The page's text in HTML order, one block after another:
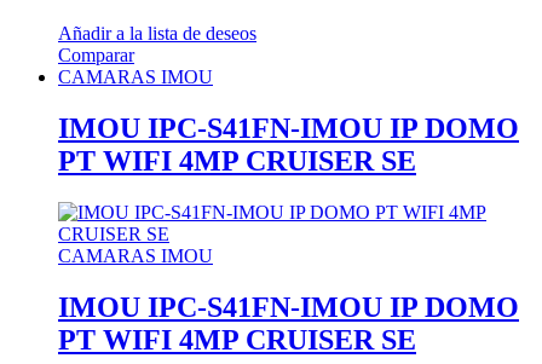
Añadir a la lista de deseos
Comparar
CAMARAS IMOU
IMOU IPC-S41FN-IMOU IP DOMO
PT WIFI 4MP CRUISER SE
CAMARAS IMOU
IMOU IPC-S41FN-IMOU IP DOMO
PT WIFI 4MP CRUISER SE